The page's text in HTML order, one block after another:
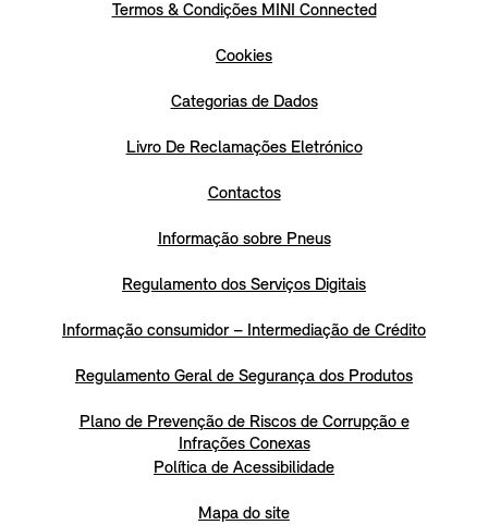
Termos & Condições MINI Connected
Cookies
Categorias de Dados
Livro De Reclamações Eletrónico
Contactos
Informação sobre Pneus
Regulamento dos Serviços Digitais
Informação consumidor – Intermediação de Crédito
Regulamento Geral de Segurança dos Produtos
Plano de Prevenção de Riscos de Corrupção e
Infrações Conexas
Política de Acessibilidade
Mapa do site